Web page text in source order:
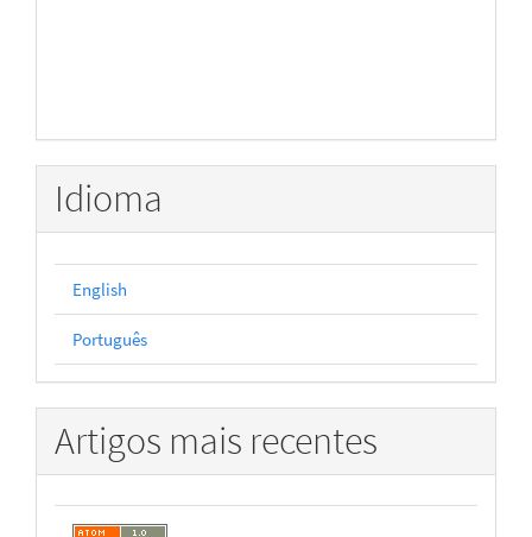
Idioma
English
Português
Artigos mais recentes